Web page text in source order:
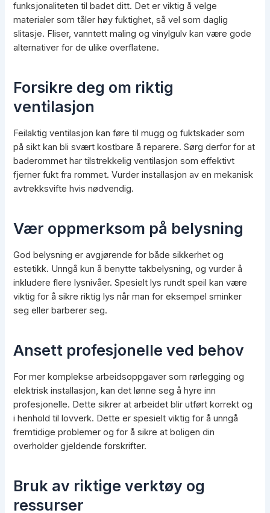
funksjonaliteten til badet ditt. Det er viktig å velge
materialer som tåler høy fuktighet, så vel som daglig
slitasje. Fliser, vanntett maling og vinylgulv kan være gode
alternativer for de ulike overflatene.
Forsikre deg om riktig
ventilasjon
Feilaktig ventilasjon kan føre til mugg og fuktskader som
på sikt kan bli svært kostbare å reparere. Sørg derfor for at
baderommet har tilstrekkelig ventilasjon som effektivt
fjerner fukt fra rommet. Vurder installasjon av en mekanisk
avtrekksvifte hvis nødvendig.
Vær oppmerksom på belysning
God belysning er avgjørende for både sikkerhet og
estetikk. Unngå kun å benytte takbelysning, og vurder å
inkludere flere lysnivåer. Spesielt lys rundt speil kan være
viktig for å sikre riktig lys når man for eksempel sminker
seg eller barberer seg.
Ansett profesjonelle ved behov
For mer komplekse arbeidsoppgaver som rørlegging og
elektrisk installasjon, kan det lønne seg å hyre inn
profesjonelle. Dette sikrer at arbeidet blir utført korrekt og
i henhold til lovverk. Dette er spesielt viktig for å unngå
fremtidige problemer og for å sikre at boligen din
overholder gjeldende forskrifter.
Bruk av riktige verktøy og
ressurser